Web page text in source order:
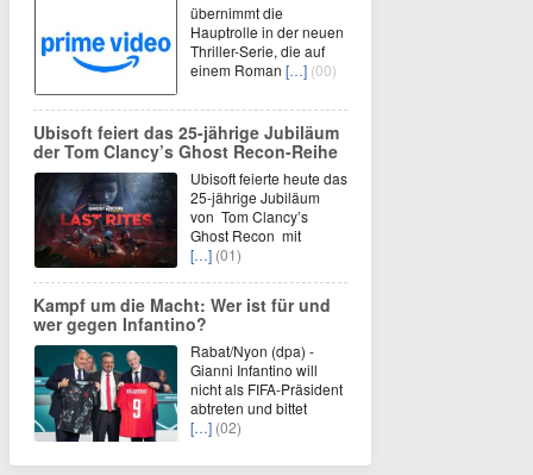
übernimmt die
Hauptrolle in der neuen
Thriller-Serie, die auf
einem Roman […] (00)
Ubisoft feiert das 25-jährige Jubiläum
der Tom Clancy’s Ghost Recon-Reihe
Ubisoft feierte heute das
25-jährige Jubiläum
von Tom Clancy’s
Ghost Recon mit
[…] (01)
Kampf um die Macht: Wer ist für und
wer gegen Infantino?
Rabat/Nyon (dpa) -
Gianni Infantino will
nicht als FIFA-Präsident
abtreten und bittet
[…] (02)